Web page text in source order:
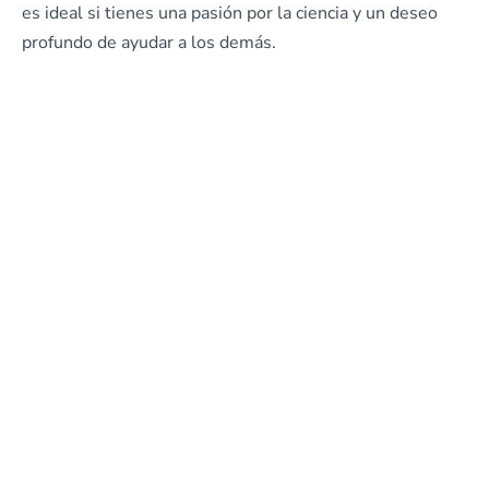
es ideal si tienes una pasión por la ciencia y un deseo
profundo de ayudar a los demás.